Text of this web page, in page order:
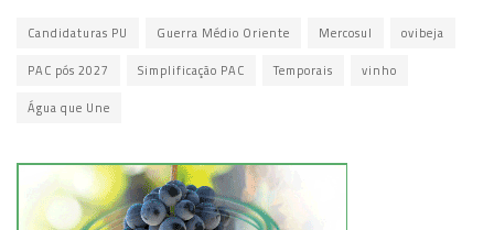
Candidaturas PU Guerra Médio Oriente Mercosul ovibeja
PAC pós 2027 Simplificação PAC Temporais vinho
Água que Une